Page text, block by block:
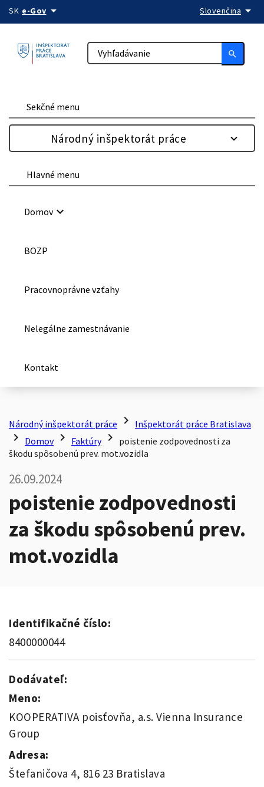
Preskočiť na obsah
SK e-Govarrow_drop_down Slovenčina arrow_drop_down
search
Sekčné menu
Národný inšpektorát práce
Hlavné menu
Domovkeyboard_arrow_down
BOZP
Pracovnoprávne vzťahy
Nelegálne zamestnávanie
Kontakt
Národný inšpektorát práce chevron_right Inšpektorát práce Bratislava
chevron_right Domov chevron_right Faktúry chevron_right poistenie zodpovednosti za
škodu spôsobenú prev. mot.vozidla
26.09.2024
poistenie zodpovednosti
za škodu spôsobenú prev.
mot.vozidla
Identifikačné číslo:
8400000044
Dodávateľ:
Meno:
KOOPERATIVA poisťovňa, a.s. Vienna Insurance
Group
Adresa:
Štefaničova 4, 816 23 Bratislava